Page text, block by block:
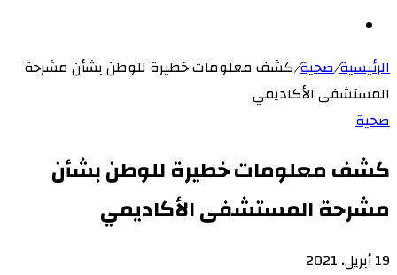
الرئيسية/صحية/كشف معلومات خطيرة للوطن بشأن مشرحة
المستشفى الأكاديمي
صحية
كشف معلومات خطيرة للوطن بشأن
مشرحة المستشفى الأكاديمي
19 أبريل، 2021